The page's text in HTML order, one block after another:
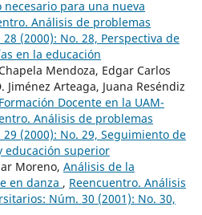
para una nueva
Análisis de problemas
(2000): No. 28, Perspectiva de
en la educación
Mendoza, Edgar Carlos
Jiménez Arteaga, Juana Reséndiz
Docente en la UAM-
Análisis de problemas
(2000): No. 29, Seguimiento de
educación superior
Moreno, Análisis de la
en danza , Reencuentro. Análisis
Núm. 30 (2001): No. 30,